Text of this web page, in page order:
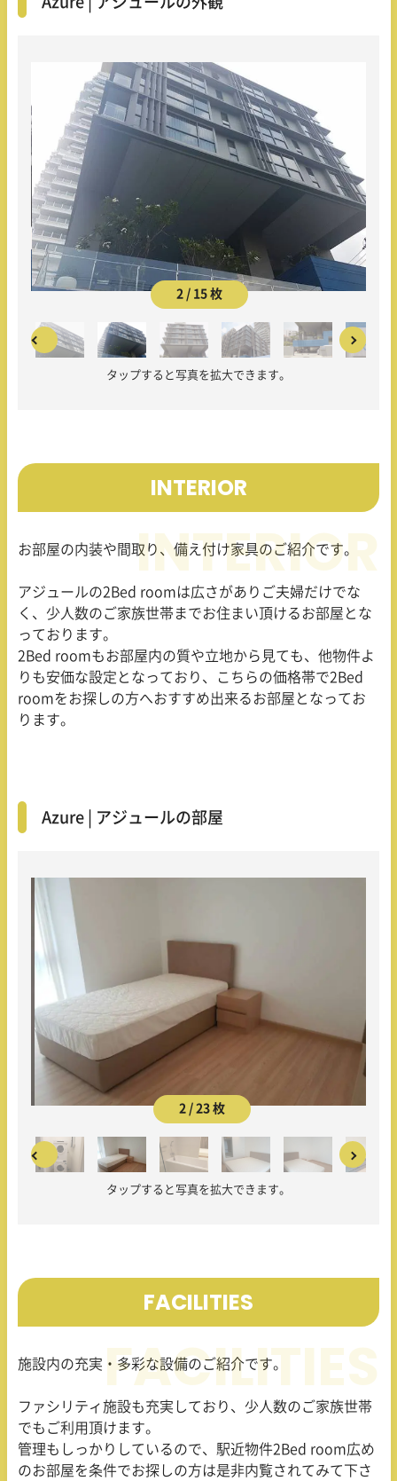
2 / 15 枚
タップすると写真を拡大できます。
INTERIOR
お部屋の内装や間取り、備え付け家具のご紹介です。
アジュールの2Bed roomは広さがありご夫婦だけでな
く、少人数のご家族世帯までお住まい頂けるお部屋とな
っております。
2Bed roomもお部屋内の質や立地から見ても、他物件よ
りも安価な設定となっており、こちらの価格帯で2Bed
roomをお探しの方へおすすめ出来るお部屋となってお
ります。
Azure | アジュールの部屋
2 / 23 枚
タップすると写真を拡大できます。
FACILITIES
施設内の充実・多彩な設備のご紹介です。
ファシリティ施設も充実しており、少人数のご家族世帯
でもご利用頂けます。
管理もしっかりしているので、駅近物件2Bed room広め
のお部屋を条件でお探しの方は是非内覧されてみて下さ